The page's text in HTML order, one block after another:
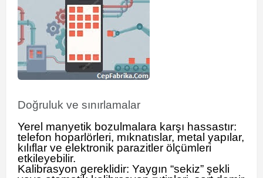
Doğruluk ve sınırlamalar
Yerel manyetik bozulmalara karşı hassastır:
telefon hoparlörleri, mıknatıslar, metal yapılar,
kılıflar ve elektronik parazitler ölçümleri
etkileyebilir.
Kalibrasyon gereklidir: Yaygın “sekiz” şekli